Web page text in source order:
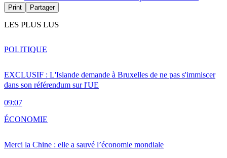
Print Partager
LES PLUS LUS
EXCLUSIF : L'Islande demande à Bruxelles de ne pas s'immiscer
dans son référendum sur l'UE
09:07
POLITIQUE
Merci la Chine : elle a sauvé l’économie mondiale
ÉCONOMIE